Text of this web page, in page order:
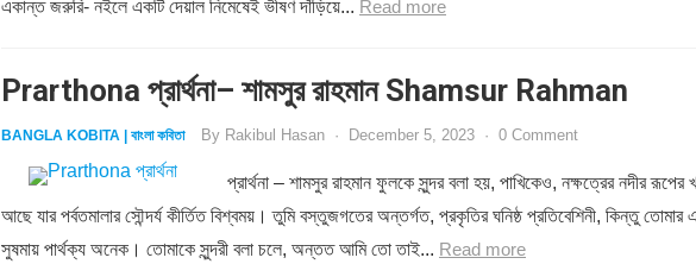
একান্ত জরুরি- নইলে একটি দেয়াল নিমেষেই ভীষণ দাঁড়িয়ে... Read more
Prarthona প্রার্থনা– শামসুর রাহমান Shamsur Rahman
BANGLA KOBITA | বাংলা কবিতা By Rakibul Hasan · December 5, 2023 · 0 Comment
প্রার্থনা – শামসুর রাহমান ফুলকে সুন্দর বলা হয়, পাখিকেও, নক্ষত্রের নদীর রূপের
আছে যার পর্বতমালার সৌন্দর্য কীর্তিত বিশ্বময়। তুমি বস্তুজগতের অন্তর্গত, প্রকৃতির ঘনিষ্ঠ প্রতিবেশিনী, কিন্তু তোমার
সুষমায় পার্থক্য অনেক। তোমাকে সুন্দরী বলা চলে, অন্তত আমি তো তাই... Read more